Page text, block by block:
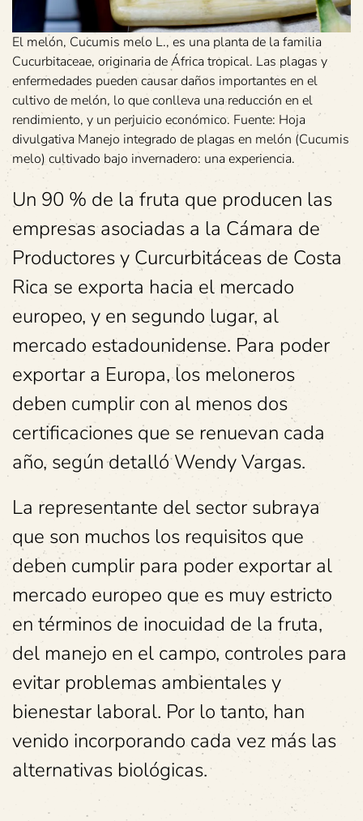
El melón, Cucumis melo L., es una planta de la familia
Cucurbitaceae, originaria de África tropical. Las plagas y
enfermedades pueden causar daños importantes en el
cultivo de melón, lo que conlleva una reducción en el
rendimiento, y un perjuicio económico. Fuente: Hoja
divulgativa Manejo integrado de plagas en melón (Cucumis
melo) cultivado bajo invernadero: una experiencia.
Un 90 % de la fruta que producen las
empresas asociadas a la Cámara de
Productores y Curcurbitáceas de Costa
Rica se exporta hacia el mercado
europeo, y en segundo lugar, al
mercado estadounidense. Para poder
exportar a Europa, los meloneros
deben cumplir con al menos dos
certificaciones que se renuevan cada
año, según detalló Wendy Vargas.
La representante del sector subraya
que son muchos los requisitos que
deben cumplir para poder exportar al
mercado europeo que es muy estricto
en términos de inocuidad de la fruta,
del manejo en el campo, controles para
evitar problemas ambientales y
bienestar laboral. Por lo tanto, han
venido incorporando cada vez más las
alternativas biológicas.